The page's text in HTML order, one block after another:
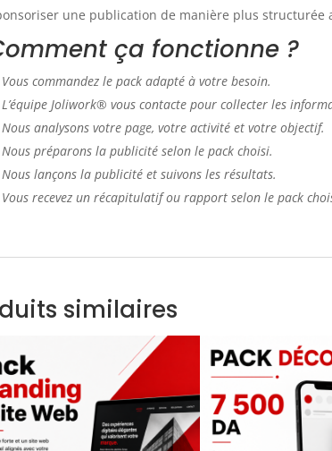
une publication de manière plus
ça fonctionne ?
Vous commandez le pack adapté à votre besoin.
L’équipe Joliwork® vous contacte pour collecter les
Nous analysons votre page, votre activité et votre objectif.
Nous préparons la publicité selon le pack choisi.
Nous lançons la publicité et suivons les résultats.
Vous recevez un récapitulatif ou rapport selon le pack
similaires